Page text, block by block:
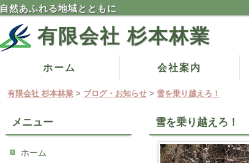
有限会社 杉本林業
自然あふれる地域とともに
メインメニュー
テ
ツ
移
ホーム 会社案内
有限会社 杉本林業 > ブログ・お知らせ > 雪を乗り越えろ！
雪を乗り越えろ！
メニュー
ホーム